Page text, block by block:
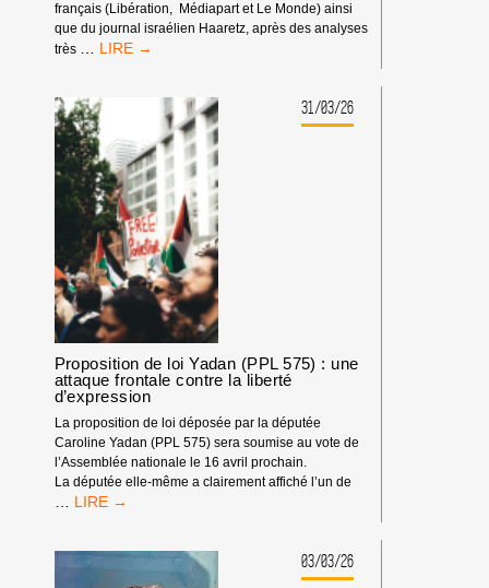
français (Libération, Médiapart et Le Monde) ainsi
que du journal israélien Haaretz, après des analyses
très
DÉSINFORMATION,
EN
FRANCE
?
PRATIQUES
DANGEREUSES
POUR
LA
DÉMOCRATIE
!
31/03/26
Proposition de loi Yadan (PPL 575) : une
attaque frontale contre la liberté
d’expression
La proposition de loi déposée par la députée
Caroline Yadan (PPL 575) sera soumise au vote de
l’Assemblée nationale le 16 avril prochain.
La députée elle-même a clairement affiché l’un de
PROPOSITION
YADAN
03/03/26